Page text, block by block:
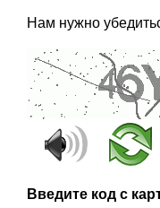
Нам нужно
Введите код с